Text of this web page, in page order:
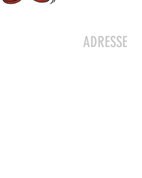
ADRESSE